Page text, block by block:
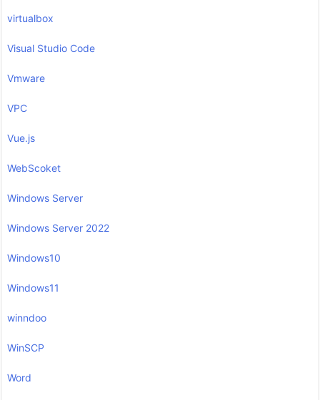
virtualbox
Visual Studio Code
Vmware
VPC
Vue.js
WebScoket
Windows Server
Windows Server 2022
Windows10
Windows11
winndoo
WinSCP
Word